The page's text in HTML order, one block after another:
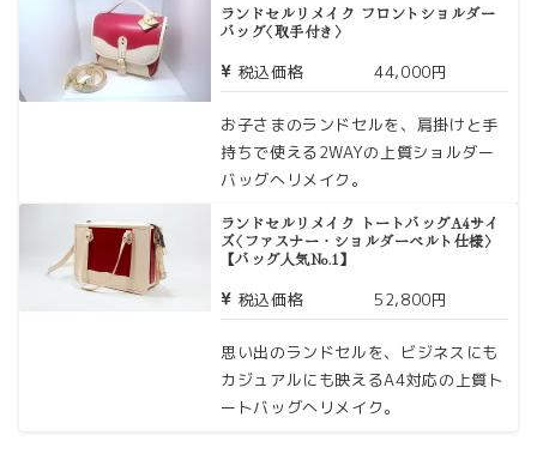
ランドセルリメイク フロントショルダー
バッグ〈取手付き〉
税込価格 44,000円
お子さまのランドセルを、肩掛けと手
持ちで使える2WAYの上質ショルダー
バッグへリメイク。
ランドセルリメイク トートバッグA4サイ
ズ〈ファスナー・ショルダーベルト仕様〉
【バッグ人気No.1】
税込価格 52,800円
思い出のランドセルを、ビジネスにも
カジュアルにも映えるA4対応の上質ト
ートバッグへリメイク。